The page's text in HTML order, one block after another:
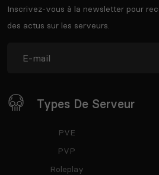
Inscrivez-vous à la newsletter pour
des actus sur les serveurs.
Types De Serveur
PVE
PVP
Roleplay